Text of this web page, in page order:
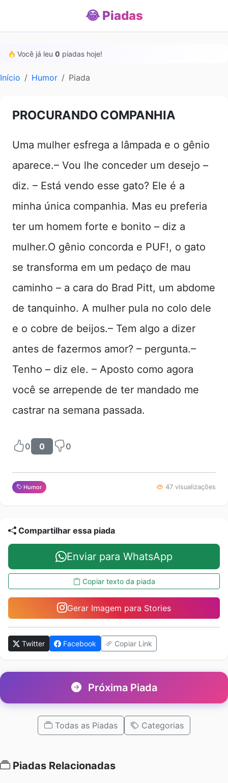
😂 Piadas
Você já leu 0 piadas hoje!
Início Humor Piada
PROCURANDO COMPANHIA
Uma mulher esfrega a lâmpada e o gênio
aparece.– Vou lhe conceder um desejo –
diz. – Está vendo esse gato? Ele é a
minha única companhia. Mas eu preferia
ter um homem forte e bonito – diz a
mulher.O gênio concorda e PUF!, o gato
se transforma em um pedaço de mau
caminho – a cara do Brad Pitt, um abdome
de tanquinho. A mulher pula no colo dele
e o cobre de beijos.– Tem algo a dizer
antes de fazermos amor? – pergunta.–
Tenho – diz ele. – Aposto como agora
você se arrepende de ter mandado me
castrar na semana passada.
0 0 0
Humor 47 visualizações
Compartilhar essa piada
Enviar para WhatsApp
Copiar texto da piada
Gerar Imagem para Stories
Twitter Facebook Copiar Link
Próxima Piada
Todas as Piadas Categorias
Piadas Relacionadas